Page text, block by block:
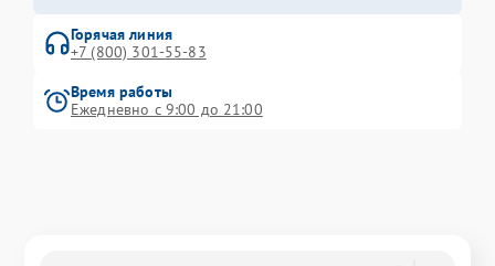
Горячая линия
+7 (800) 301-55-83
Время работы
Ежедневно с 9:00 до 21:00